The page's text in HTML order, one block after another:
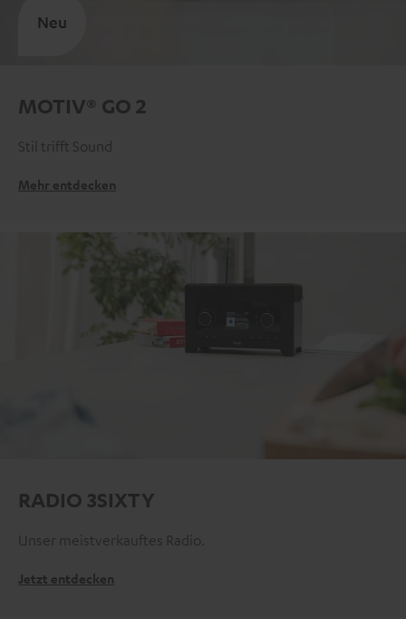
MOTIV® GO 2
Stil trifft Sound
Mehr entdecken
Neu
RADIO 3SIXTY
Unser meistverkauftes Radio.
Jetzt entdecken